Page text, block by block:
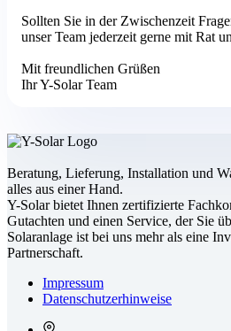
Sollten Sie in der Zwischenzeit
unser Team jederzeit gerne mit Rat
Mit freundlichen Grüßen
Ihr Y-Solar Team
Beratung, Lieferung, Installation und
alles aus einer Hand.
Y-Solar bietet Ihnen zertifizierte
Gutachten und einen Service, der Sie
Solaranlage ist bei uns mehr als eine
Partnerschaft.
Impressum
Datenschutz­erhinweise